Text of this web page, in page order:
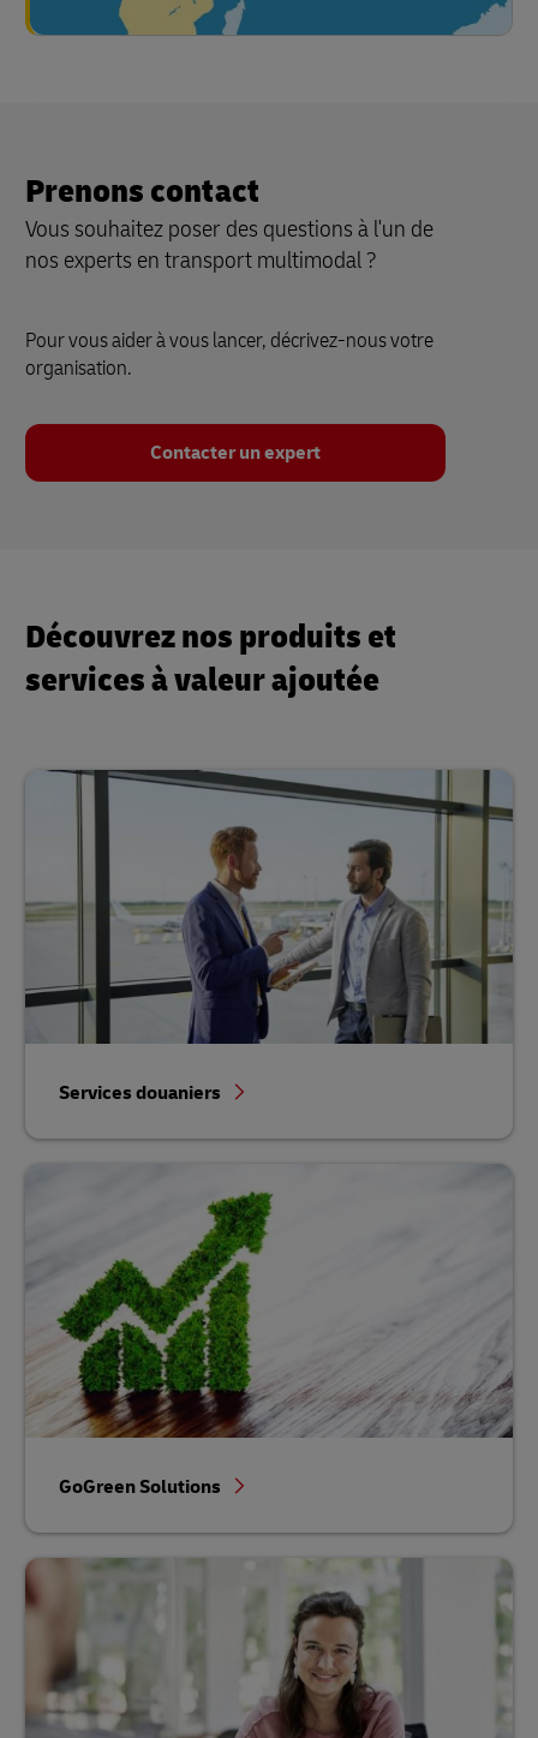
Prenons contact
Vous souhaitez poser des questions à l'un de
nos experts en transport multimodal ?
Pour vous aider à vous lancer, décrivez-nous votre
organisation.
Contacter un expert
Découvrez nos produits et
services à valeur ajoutée
Services douaniers
GoGreen Solutions